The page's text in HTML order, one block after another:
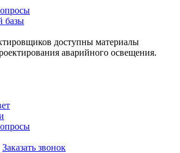
базы
доступны материалы
аварийного освещения.
Заказать звонок